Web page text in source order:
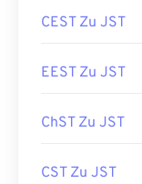
CEST Zu JST
EEST Zu JST
ChST Zu JST
CST Zu JST